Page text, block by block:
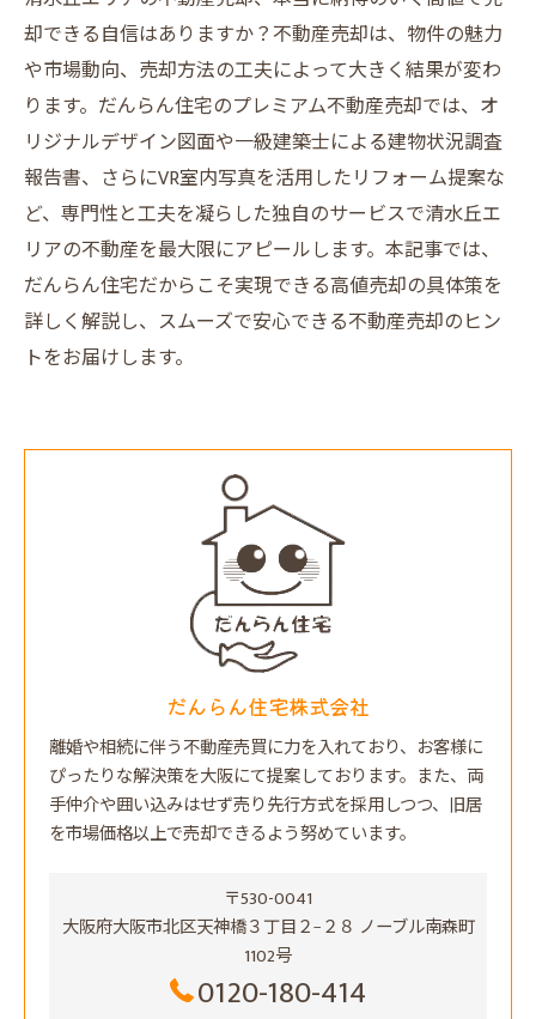
却できる自信はありますか？不動産売却は、物件の魅力
や市場動向、売却方法の工夫によって大きく結果が変わ
ります。だんらん住宅のプレミアム不動産売却では、オ
リジナルデザイン図面や一級建築士による建物状況調査
報告書、さらにVR室内写真を活用したリフォーム提案な
ど、専門性と工夫を凝らした独自のサービスで清水丘エ
リアの不動産を最大限にアピールします。本記事では、
だんらん住宅だからこそ実現できる高値売却の具体策を
詳しく解説し、スムーズで安心できる不動産売却のヒン
トをお届けします。
だんらん住宅株式会社
離婚や相続に伴う不動産売買に力を入れており、お客様に
ぴったりな解決策を大阪にて提案しております。また、両
手仲介や囲い込みはせず売り先行方式を採用しつつ、旧居
を市場価格以上で売却できるよう努めています。
〒530-0041
大阪府大阪市北区天神橋３丁目２−２８ ノーブル南森町
1102号
0120-180-414